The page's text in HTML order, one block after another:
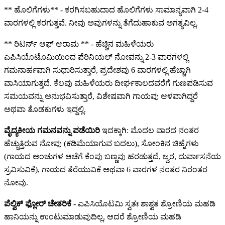
** ಹೊಲಿಗೆಗಳು** - ಕರಗಿಸಬಹುದಾದ ಹೊಲಿಗೆಗಳು ಸಾಮಾನ್ಯವಾಗಿ 2-4
ವಾರಗಳಲ್ಲಿ ಕರಗುತ್ತವೆ. ನೀವು ಅವುಗಳನ್ನು ತೆಗೆದುಹಾಕುವ ಅಗತ್ಯವಿಲ್ಲ.
** ರಿಟರ್ನ್ ಆಫ್ ಆರಾಮ ** - ಹೆಚ್ಚಿನ ಮಹಿಳೆಯರು
ಎಪಿಸಿಯೊಟೊಮಿಯಿಂದ ಪೆರಿನಿಯಲ್ ನೋವನ್ನು 2-3 ವಾರಗಳಲ್ಲಿ
ಗಮನಾರ್ಹವಾಗಿ ಸುಧಾರಿಸುತ್ತಾರೆ, ಪ್ರದೇಶವು 6 ವಾರಗಳಲ್ಲಿ ಹೆಚ್ಚಾಗಿ
ವಾಸಿಯಾಗುತ್ತದೆ. ಕೆಲವು ಮಹಿಳೆಯರು ದೀರ್ಘಕಾಲದವರೆಗೆ ಗುಣಪಡಿಸುವ
ಸಮಯವನ್ನು ಅನುಭವಿಸುತ್ತಾರೆ, ವಿಶೇಷವಾಗಿ ಗಾಯವು ಆಳವಾಗಿದ್ದರೆ
ಅಥವಾ ತೊಡಕುಗಳು ಇದ್ದಲ್ಲಿ.
ವೈದ್ಯಕೀಯ ಗಮನವನ್ನು ಪಡೆಯಿರಿ ಇದಕ್ಕಾಗಿ: ಮೊದಲ ವಾರದ ನಂತರ
ಹೆಚ್ಚುತ್ತಿರುವ ನೋವು (ಕಡಿಮೆಯಾಗುವ ಬದಲು), ಸೋಂಕಿನ ಚಿಹ್ನೆಗಳು
(ಗಾಯದ ಅಂಚುಗಳ ಆಚೆಗೆ ಕೆಂಪು ಬಣ್ಣವು ಹರಡುತ್ತದೆ, ಜ್ವರ, ದುರ್ವಾಸನೆಯ
ಸ್ರವಿಸುವಿಕೆ), ಗಾಯದ ತೆರೆಯುವಿಕೆ ಅಥವಾ 6 ವಾರಗಳ ನಂತರ ನಿರಂತರ
ನೋವು.
ಪೆಲ್ವಿಕ್ ಫ್ಲೋರ್ ಚೇತರಿಕೆ - ಎಪಿಸಿಯೊಟಮಿ ಸ್ವತಃ ಶಾಶ್ವತ ಶ್ರೋಣಿಯ ಮಹಡಿ
ಹಾನಿಯನ್ನು ಉಂಟುಮಾಡುವುದಿಲ್ಲ, ಆದರೆ ಶ್ರೋಣಿಯ ಮಹಡಿ